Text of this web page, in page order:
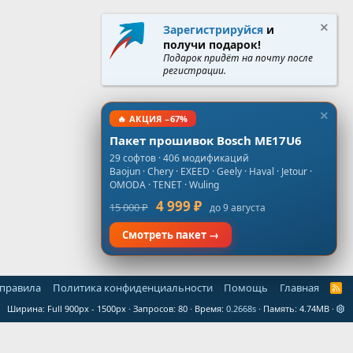
Политика конфиденциальности Помощь Главная
R
S
Ширина Запросов 80 Время 0.2668s Память 4.74MB
Зарегистрируйся и
получи подарок!
Подарок придёт на почту после
регистрации.
🔥 АКЦИЯ −67%
Пакет прошивок Bosch ME17U6
29 софтов · 406 модификаций
Baojun · Chery · EXEED · Geely · Haval · Jetour ·
OMODA · TENET · Wuling
15 000 ₽ 4 999 ₽ до 9 августа
Смотреть пакет →